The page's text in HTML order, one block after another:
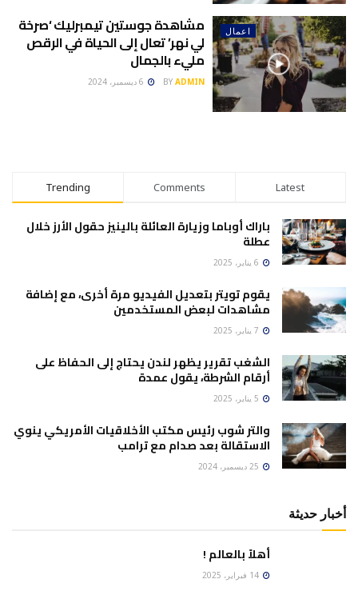
اعمال مشاهدة جوستين تيمبرليك ‘صرخة
لي نهر’ تعال إلى الحياة في الرقص
مليء بالجمال
BY ADMIN
Trending Comments Latest
باراك أوباما وزيارة العائلة بالينيز حقول الأرز خلال
عطلة
يقوم تويتر بتعديل الفيديو مرة أخرى، مع إضافة
مشاهدات لبعض المستخدمين
الشغب تقرير يظهر لندن يحتاج إلى الحفاظ على
أرقام الشرطة، يقول عمدة
والتر شوب رئيس مكتب الأخلاقيات الأمريكي ينوي
الاستقالة بعد صدام مع ترامب
أخبار حديثة
أهلاً بالعالم !